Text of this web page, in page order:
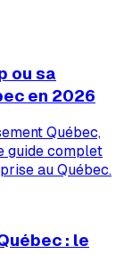
ou sa
en 2026
Québec,
guide complet
au Québec.
: le